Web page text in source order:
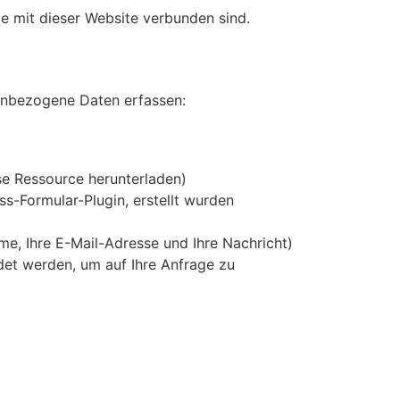
mit dieser Website verbunden sind.
Daten erfassen:
Ressource herunterladen)
Formular-Plugin, erstellt wurden
Ihre E-Mail-Adresse und Ihre Nachricht)
werden, um auf Ihre Anfrage zu